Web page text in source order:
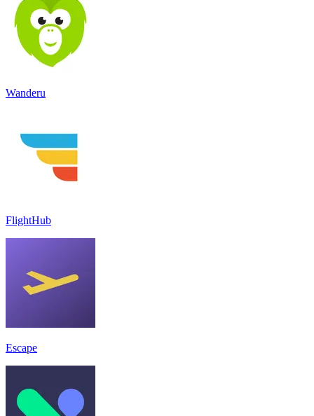
Wanderu
FlightHub
Escape